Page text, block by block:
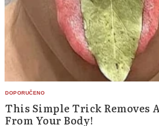
This Simple Trick Removes
From Your Body!